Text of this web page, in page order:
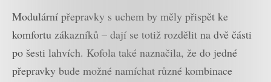
Modulární přepravky s uchem by měly přispět ke
komfortu zákazníků – dají se totiž rozdělit na dvě části
po šesti lahvích. Kofola také naznačila, že do jedné
přepravky bude možné namíchat různé kombinace